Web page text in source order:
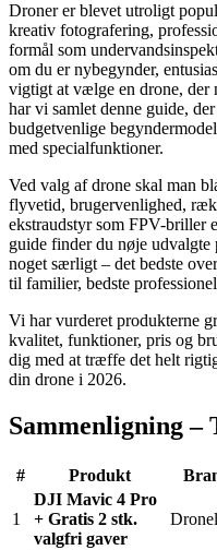
Droner er blevet utroligt
kreativ fotografering,
formål som
om du er nybegynder,
vigtigt at vælge en drone, der
har vi samlet denne guide,
budgetvenlige
med specialfunktioner.
Ved valg af drone skal man
flyvetid, brugervenlighed,
ekstraudstyr som FPV-briller
guide finder du nøje
noget særligt – det bedste
til familier, bedste
Vi har vurderet produkterne
kvalitet, funktioner, pris og
dig med at træffe det helt
din drone i 2026.
Sammenligning –
# Produkt
1
DJI Mavic 4 Pro
+ Gratis 2 stk.
valgfri gaver